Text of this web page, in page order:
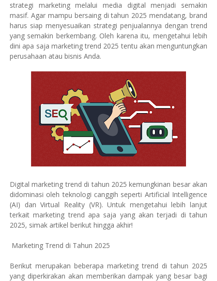
strategi marketing melalui media digital menjadi semakin
masif. Agar mampu bersaing di tahun 2025 mendatang, brand
harus siap menyesuaikan strategi penjualannya dengan trend
yang semakin berkembang. Oleh karena itu, mengetahui lebih
dini apa saja marketing trend 2025 tentu akan menguntungkan
perusahaan atau bisnis Anda.
Digital marketing trend di tahun 2025 kemungkinan besar akan
didominasi oleh teknologi canggih seperti Artificial Intelligence
(AI) dan Virtual Reality (VR). Untuk mengetahui lebih lanjut
terkait marketing trend apa saja yang akan terjadi di tahun
2025, simak artikel berikut hingga akhir!
Marketing Trend di Tahun 2025
Berikut merupakan beberapa marketing trend di tahun 2025
yang diperkirakan akan memberikan dampak yang besar bagi